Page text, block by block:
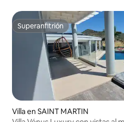
Superanfitrión
Superanfitrión
Villa en SAINT MARTIN